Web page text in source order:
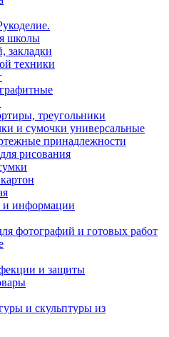
школы
закладки
техники
треугольники
и сумочки универсальные
принадлежности
рисования
и информации
фотографий и готовых работ
и защиты
и скульптуры из